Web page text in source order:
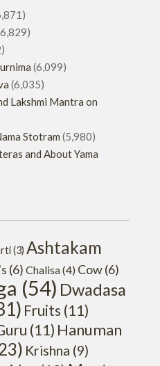
(6,099)
(6,035)
Lakshmi Mantra on
Stotram (5,980)
and About Yama
(3) Ashtakam
(6) Chalisa(4) Cow(6)
(54) Dwadasa
Fruits (11)
(11) Hanuman
Krishna (9)